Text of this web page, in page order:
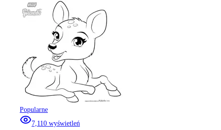
Popularne
7,110 wyświetleń